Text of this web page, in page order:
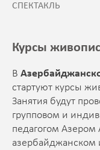
СПЕКТАКЛЬ
Курсы
В
стартуют курсы
Занятия будут
групповом и
педагогом
азербайджанском